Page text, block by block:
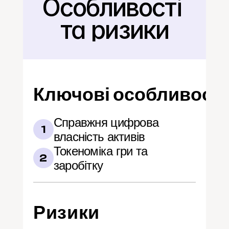
Назад
Особливості
та ризики
Ключові особливості
1
Справжня цифрова
власність активів
2 Токеноміка гри та
заробітку
Ризики